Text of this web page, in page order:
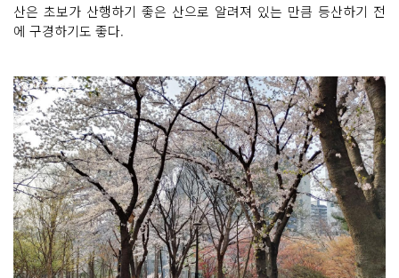
산은 초보가 산행하기 좋은 산으로 알려져 있는 만큼 등산하기 전
에 구경하기도 좋다.